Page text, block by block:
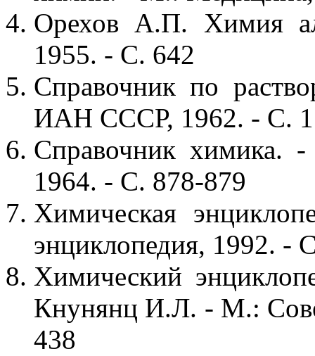
Орехов А.П. Химия
1955. - С. 642
Справочник по
ИАН СССР, 1962. - С.
Справочник
1964. - С. 878-879
Химическая
энциклопедия, 1992. -
Химический
Кнунянц И.Л. - М.:
438